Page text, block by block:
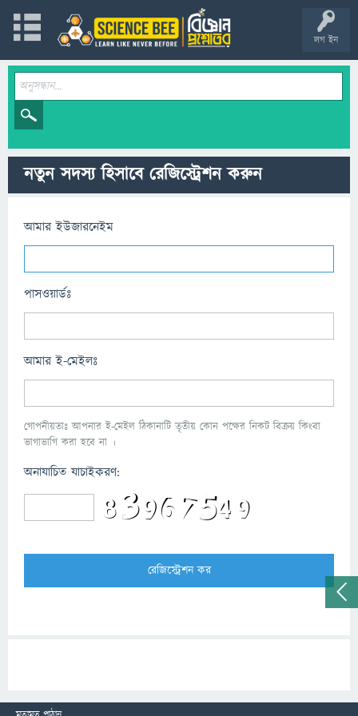
লগ ইন
নতুন সদস্য হিসাবে রেজিস্ট্রেশন করুন
আমার ইউজারনেইম
পাসওয়ার্ডঃ
আমার ই-মেইলঃ
গোপনীয়তাঃ আপনার ই-মেইল ঠিকানাটি তৃতীয় কোন পক্ষের নিকট বিক্রয় কিংবা
ভাগাভাগি করা হবে না ।
অনাযাচিত যাচাইকরণ: